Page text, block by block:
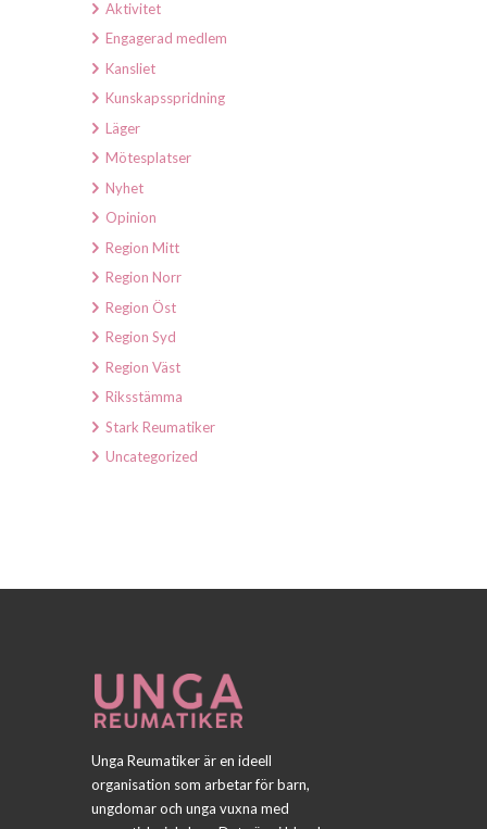
Aktivitet
Engagerad medlem
Kansliet
Kunskapsspridning
Läger
Mötesplatser
Nyhet
Opinion
Region Mitt
Region Norr
Region Öst
Region Syd
Region Väst
Riksstämma
Stark Reumatiker
Uncategorized
Unga Reumatiker är en ideell
organisation som arbetar för barn,
ungdomar och unga vuxna med